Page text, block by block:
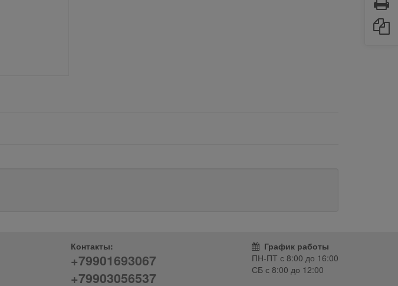
Контакты:
+79901693067
+79903056537
График работы
ПН-ПТ с8:00 до 16:00
СБ с8:00 до 12:00